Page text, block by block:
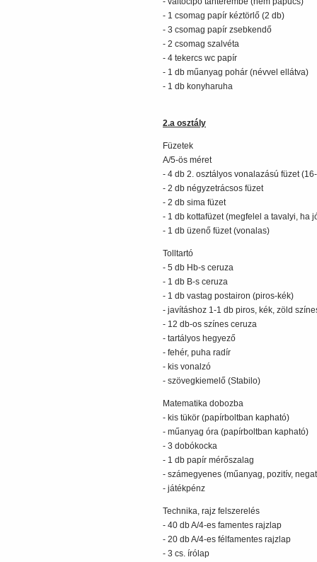
- 1 csomag papír kéztörlő (2 db)
- 3 csomag papír zsebkendő
- 2 csomag szalvéta
- 4 tekercs wc papír
- 1 db műanyag pohár (névvel ellátva)
- 1 db konyharuha
2.a osztály
Füzetek
A/5-ös méret
- 4 db 2. osztályos vonalazású füzet
- 2 db négyzetrácsos füzet
- 2 db sima füzet
- 1 db kottafüzet (megfelel a tavalyi, ha
- 1 db üzenő füzet (vonalas)
Tolltartó
- 5 db Hb-s ceruza
- 1 db B-s ceruza
- 1 db vastag postairon (piros-kék)
- javításhoz 1-1 db piros, kék, zöld
- 12 db-os színes ceruza
- tartályos hegyező
- fehér, puha radír
- kis vonalzó
- szövegkiemelő (Stabilo)
Matematika dobozba
- kis tükör (papírboltban kapható)
- műanyag óra (papírboltban kapható)
- 3 dobókocka
- 1 db papír mérőszalag
- számegyenes (műanyag, pozitív,
- játékpénz
Technika, rajz felszerelés
- 40 db A/4-es famentes rajzlap
- 20 db A/4-es félfamentes rajzlap
- 3 cs. írólap